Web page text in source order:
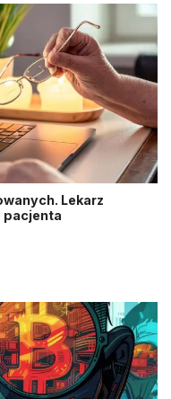
Lekarz
pacjenta